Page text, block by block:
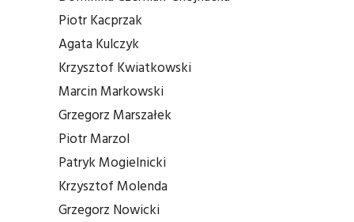
Piotr Kacprzak
Agata Kulczyk
Krzysztof Kwiatkowski
Marcin Markowski
Grzegorz Marszałek
Piotr Marzol
Patryk Mogielnicki
Krzysztof Molenda
Grzegorz Nowicki